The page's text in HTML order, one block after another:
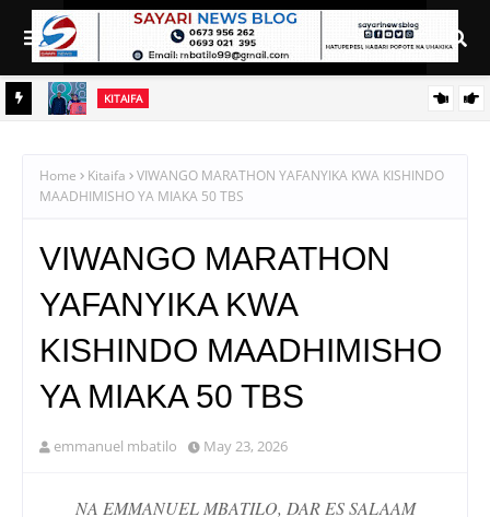
KITAIFA
Home Kitaifa
VIWANGO MARATHON YAFANYIKA KWA KISHINDO
MAADHIMISHO YA MIAKA 50 TBS
VIWANGO MARATHON
YAFANYIKA KWA
KISHINDO MAADHIMISHO
YA MIAKA 50 TBS
emmanuel mbatilo May 23, 2026
NA EMMANUEL MBATILO, DAR ES SALAAM